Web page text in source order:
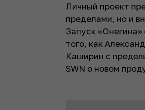
Личный проект
пределами, но и
Запуск «Онегина»
того, как
Каширин с
SWN о новом